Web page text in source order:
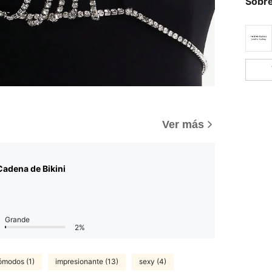
Ver más
de Bikini
Grande
2%
(1) impresionante (13) sexy (4)